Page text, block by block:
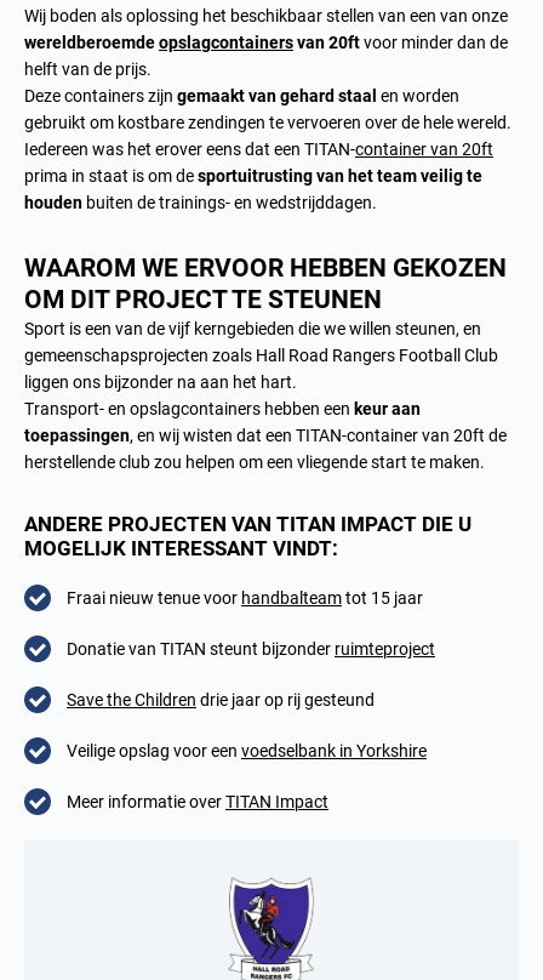
Wij boden als oplossing het beschikbaar stellen van een van onze
wereldberoemdeopslagcontainersvan 20ftvoor minder dan de
helft van de prijs.
Deze containers zijn gemaakt van gehard staal en worden
gebruikt om kostbare zendingen te vervoeren over de hele wereld.
Iedereen was het erover eens dat een TITAN-container van 20ft
prima in staat is om desportuitrusting van het team veilig te
houden buiten de trainings- en wedstrijddagen.
WAAROM WE ERVOOR HEBBEN GEKOZEN
OM DIT PROJECT TE STEUNEN
Sport is een van de vijf kerngebieden die we willen steunen, en
gemeenschapsprojecten zoals Hall Road Rangers Football Club
liggen ons bijzonder na aan het hart.
Transport- en opslagcontainers hebben een keur aan
toepassingen, en wij wisten dat een TITAN-container van 20ft de
herstellende club zou helpen om een vliegende start te maken.
ANDERE PROJECTEN VAN TITAN IMPACT DIE U
MOGELIJK INTERESSANT VINDT:
Fraai nieuw tenue voor handbalteamtot 15 jaar
Donatie van TITAN steunt bijzonder ruimteproject
Save the Children drie jaar op rij gesteund
Veilige opslag voor een voedselbank in Yorkshire
Meer informatie overTITAN Impact